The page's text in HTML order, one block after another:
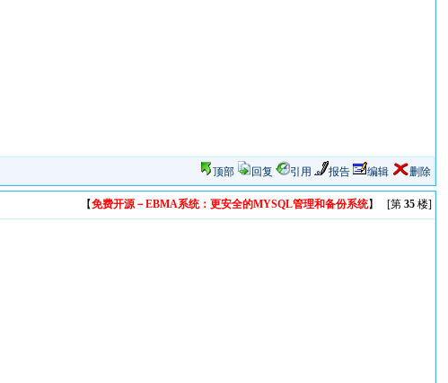
顶部 回复 引用 报告 编辑 删除
【免费开源－EBMA系统：更安全的MYSQL管理和备份系统】 [第 35楼]